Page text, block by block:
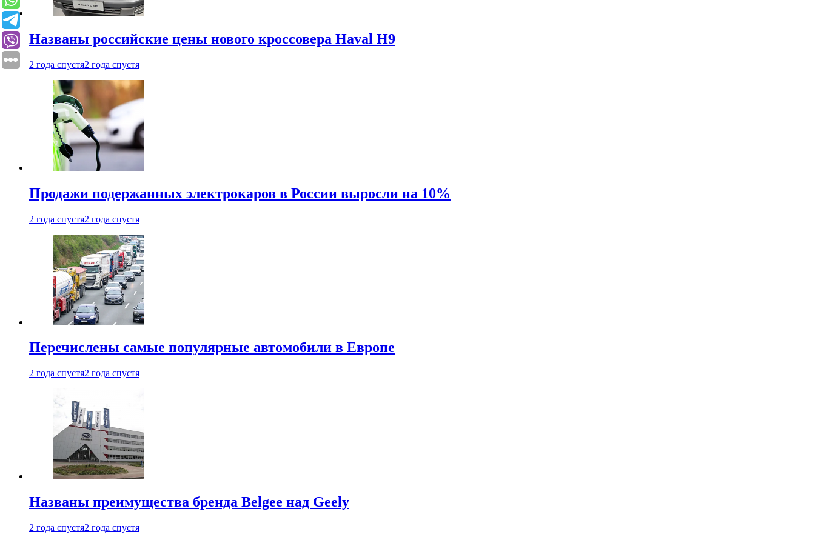
Названы российские цены нового кроссовера Haval H9
2 года спустя2 года спустя
Продажи подержанных электрокаров в России выросли на 10%
2 года спустя2 года спустя
Перечислены самые популярные автомобили в Европе
2 года спустя2 года спустя
Названы преимущества бренда Belgee над Geely
2 года спустя2 года спустя